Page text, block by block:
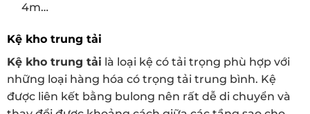
4m…
Kệ kho trung tải
Kệ kho trung tải là loại kệ có tải trọng phù hợp với
những loại hàng hóa có trọng tải trung bình. Kệ
được liên kết bằng bulong nên rất dễ di chuyển và